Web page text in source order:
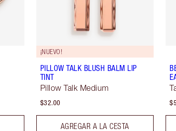
¡NUEVO!
PILLOW TALK BLUSH BALM LIP
TINT
Pillow Talk Medium
$32.00
AGREGAR A LA CESTA